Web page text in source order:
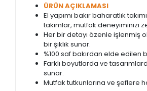
ÜRÜN AÇIKLAMASI
El yapımı bakır baharatlık
takımlar, mutfak deneyiminizi
Her bir detayı özenle işlenmiş
bir şıklık sunar.
%100 saf bakırdan elde edilen
Farklı boyutlarda ve
sunar.
Mutfak tutkunlarına ve şeflere